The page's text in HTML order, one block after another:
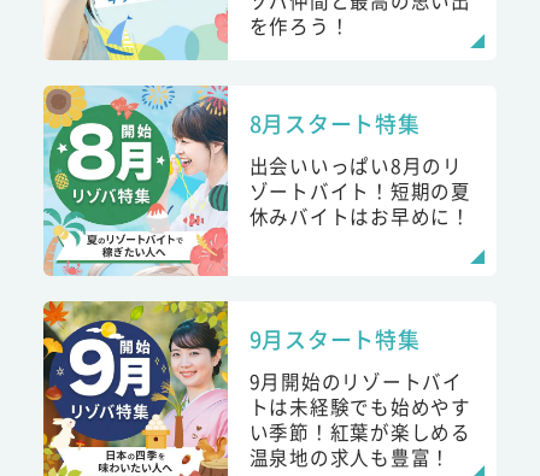
を作ろう！
8月スタート特集
出会いいっぱい8月のリ
ゾートバイト！短期の夏
休みバイトはお早めに！
9月スタート特集
9月開始のリゾートバイ
トは未経験でも始めやす
い季節！紅葉が楽しめる
温泉地の求人も豊富！